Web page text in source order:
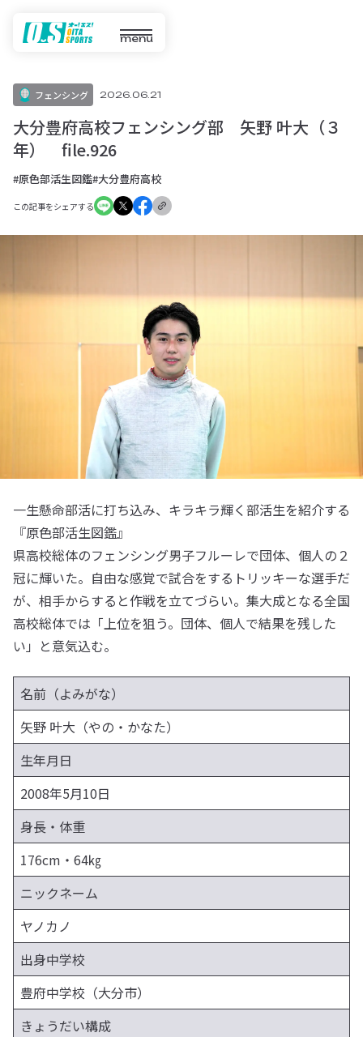
menu
フェンシング 2026.06.21
大分豊府高校フェンシング部 矢野 叶大（３
年） file.926
#原色部活生図鑑#大分豊府高校
この記事をシェアする
一生懸命部活に打ち込み、キラキラ輝く部活生を紹介する
『原色部活生図鑑』
県高校総体のフェンシング男子フルーレで団体、個人の２
冠に輝いた。自由な感覚で試合をするトリッキーな選手だ
が、相手からすると作戦を立てづらい。集大成となる全国
高校総体では「上位を狙う。団体、個人で結果を残した
い」と意気込む。
名前（よみがな）
矢野 叶大（やの・かなた）
生年月日
2008年5月10日
身長・体重
176cm・64㎏
ニックネーム
ヤノカノ
出身中学校
豊府中学校（大分市）
きょうだい構成